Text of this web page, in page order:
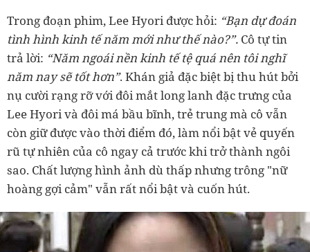
Trong đoạn phim, Lee Hyori được hỏi: “Bạn dự đoán
tình hình kinh tế năm mới như thế nào?”. Cô tự tin
trả lời: “Năm ngoái nền kinh tế tệ quá nên tôi nghĩ
năm nay sẽ tốt hơn”. Khán giả đặc biệt bị thu hút bởi
nụ cười rạng rỡ với đôi mắt long lanh đặc trưng của
Lee Hyori và đôi má bầu bĩnh, trẻ trung mà cô vẫn
còn giữ được vào thời điểm đó, làm nổi bật vẻ quyến
rũ tự nhiên của cô ngay cả trước khi trở thành ngôi
sao. Chất lượng hình ảnh dù thấp nhưng trông "nữ
hoàng gợi cảm" vẫn rất nổi bật và cuốn hút.